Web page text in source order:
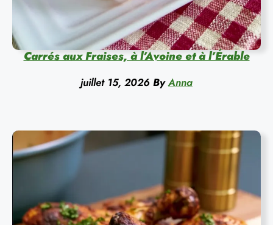
Carrés aux Fraises, à l’Avoine et à l’Érable
juillet 15, 2026 By Anna